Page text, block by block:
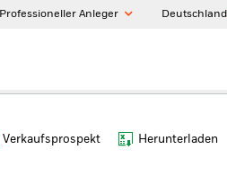
Professioneller Anleger Deutschland
Verkaufsprospekt Herunterladen